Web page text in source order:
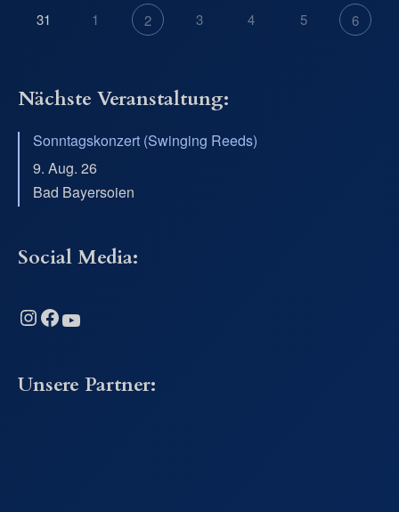
31 1 2 3 4 5 6
Nächste Veranstaltung:
Sonntagskonzert (Swinging Reeds)
9. Aug. 26
Bad Bayersoien
Social Media:
Instagram Facebook YouTube
Unsere Partner: